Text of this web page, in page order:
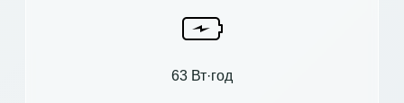
63 Вт·год